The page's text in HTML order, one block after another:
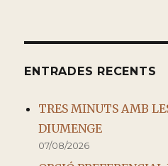
ENTRADES RECENTS
TRES MINUTS AMB
DIUMENGE
07/08/2026